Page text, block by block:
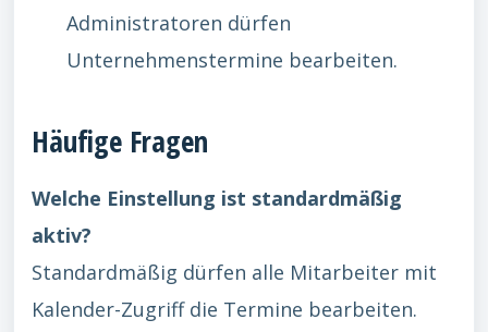
Administratoren dürfen
Unternehmenstermine bearbeiten.
Häufige Fragen
Welche Einstellung ist standardmäßig
aktiv?
Standardmäßig dürfen alle Mitarbeiter mit
Kalender-Zugriff die Termine bearbeiten.